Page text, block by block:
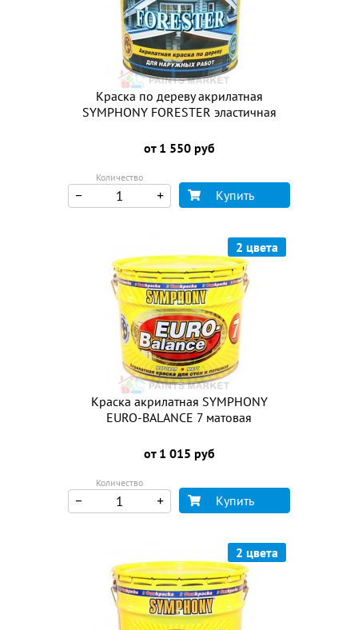
Краска по дереву акрилатная
SYMPHONY FORESTER эластичная
от 1 550 руб
Количество
Купить
2 цвета
Краска акрилатная SYMPHONY
EURO-BALANCE 7 матовая
от 1 015 руб
Количество
Купить
2 цвета